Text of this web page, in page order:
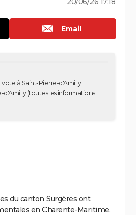
Email
vote à Saint-Pierre-d'Amilly
d'Amilly(toutes les informations
du canton Surgères ont
en Charente-Maritime.